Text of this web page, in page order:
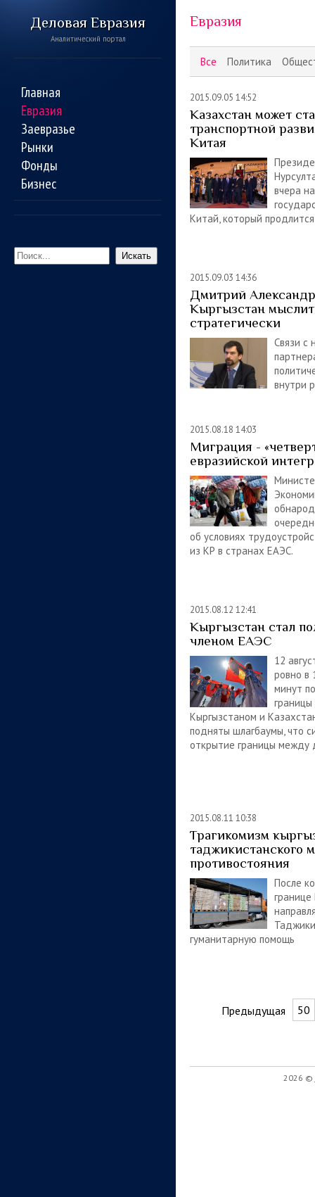
Деловая Евразия
Аналитический портал
Главная
Евразия
Заевразье
Рынки
Фонды
Бизнес
Искать
Все Политика
Евразия
2015.09.05 14:52
Казахстан может
транспортной
Китая
вчера
Китай, который
2015.09.03 14:36
Дмитрий
Кыргызстан мыслит
стратегически
Связи с
внутри
2015.08.18 14:03
Миграция -
евразийской
об условиях
из КР в странах ЕАЭС.
2015.08.12 12:41
Кыргызстан стал
членом ЕАЭС
12
ровно в
минут
Кыргызстаном и
подняты шлагбаумы, что
открытие границы между
2015.08.11 10:38
Трагикомизм
таджикистанского
противостояния
После
гуманитарную помощь
Предыдущая 50
2026 ©